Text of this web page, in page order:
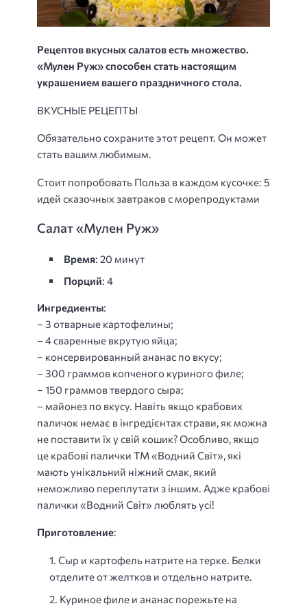
Рецептов вкусных салатов есть множество.
«Мулен Руж» способен стать настоящим
украшением вашего праздничного стола.
ВКУСНЫЕ РЕЦЕПТЫ
Обязательно сохраните этот рецепт. Он может
стать вашим любимым.
Стоит попробовать Польза в каждом кусочке: 5
идей сказочных завтраков с морепродуктами
Салат «Мулен Руж»
Время: 20 минут
Порций: 4
Ингредиенты:
– 3 отварные картофелины;
– 4 сваренные вкрутую яйца;
– консервированный ананас по вкусу;
– 300 граммов копченого куриного филе;
– 150 граммов твердого сыра;
– майонез по вкусу. Навіть якщо крабових
паличок немає в інгредієнтах страви, як можна
не поставити їх у свій кошик? Особливо, якщо
це крабові палички ТМ «Водний Світ», які
мають унікальний ніжний смак, який
неможливо переплутати з іншим. Адже крабові
палички «Водний Світ» люблять усі!
Приготовление:
Сыр и картофель натрите на терке. Белки
отделите от желтков и отдельно натрите.
Куриное филе и ананас порежьте на